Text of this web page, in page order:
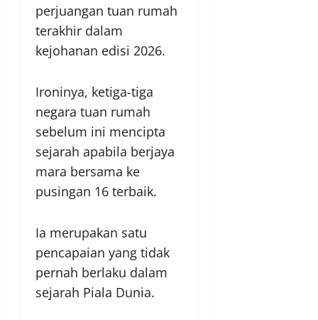
perjuangan tuan rumah
terakhir dalam
kejohanan edisi 2026.
Ironinya, ketiga-tiga
negara tuan rumah
sebelum ini mencipta
sejarah apabila berjaya
mara bersama ke
pusingan 16 terbaik.
Ia merupakan satu
pencapaian yang tidak
pernah berlaku dalam
sejarah Piala Dunia.